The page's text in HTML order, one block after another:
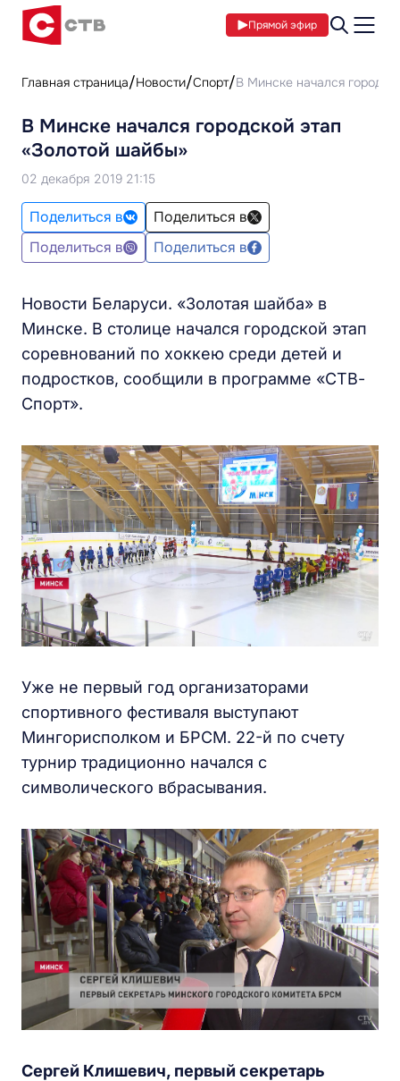
Прямой эфир
Главная страница Новости Спорт В Минске начался
В Минске начался городской этап
«Золотой шайбы»
02 декабря 2019 21:15
Поделиться в
Поделиться в
Поделиться в
Поделиться в
Новости Беларуси. «Золотая шайба» в
Минске. В столице начался городской этап
соревнований по хоккею среди детей и
подростков, сообщили в программе «СТВ-
Спорт».
Уже не первый год организаторами
спортивного фестиваля выступают
Мингорисполком и БРСМ. 22-й по счету
турнир традиционно начался с
символического вбрасывания.
Сергей Клишевич, первый секретарь